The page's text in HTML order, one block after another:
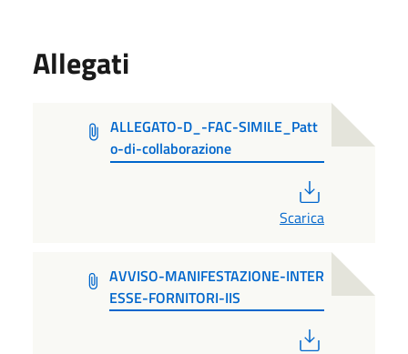
Allegati
ALLEGATO-D_-FAC-SIMILE_Patt
o-di-collaborazione
Scarica
AVVISO-MANIFESTAZIONE-INTER
ESSE-FORNITORI-IIS